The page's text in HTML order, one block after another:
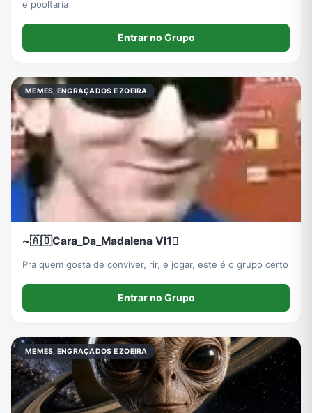
e pooltaria
Entrar no Grupo
MEMES, ENGRAÇADOS E ZOEIRA
~🇦🇴Cara_Da_Madalena Vl1🫪
Pra quem gosta de conviver, rir, e jogar, este é o grupo certo
Entrar no Grupo
MEMES, ENGRAÇADOS E ZOEIRA